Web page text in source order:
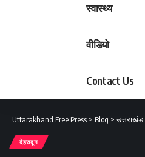
स्वास्थ्य
वीडियो
Contact Us
Uttarakhand Free Press > Blog >उत्तराखंड
देहरादून